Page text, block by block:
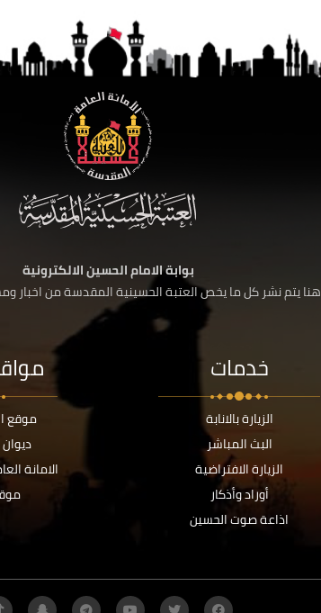
بوابة الامام الحسين الالكترونية
هنا يتم نشر كل ما يخص العتبة الحسينية المقدسة من اخبار
خدمات
الزيارة بالانابة
البث المباشر
الزيارة الافتراضية
أوراد وأذكار
اذاعة صوت الحسين
موقع
الامانة